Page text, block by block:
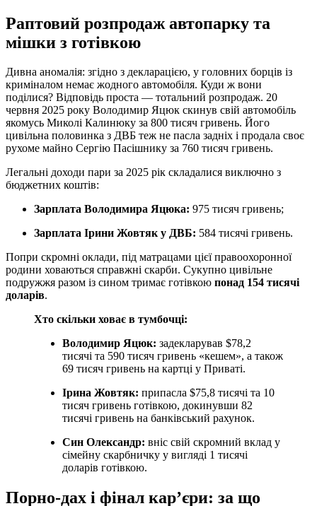
Раптовий розпродаж автопарку та
мішки з готівкою
Дивна аномалія: згідно з декларацією, у головних борців із
криміналом немає жодного автомобіля. Куди ж вони
поділися? Відповідь проста — тотальний розпродаж. 20
червня 2025 року Володимир Яцюк скинув свій автомобіль
якомусь Миколі Калинюку за 800 тисяч гривень. Його
цивільна половинка з ДВБ теж не пасла задніх і продала своє
рухоме майно Сергію Пасішнику за 760 тисяч гривень.
Легальні доходи пари за 2025 рік складалися виключно з
бюджетних коштів:
Зарплата Володимира Яцюка: 975 тисяч гривень;
Зарплата Ірини Жовтяк у ДВБ: 584 тисячі гривень.
Попри скромні оклади, під матрацами цієї правоохоронної
родини ховаються справжні скарби. Сукупно цивільне
подружжя разом із сином тримає готівкою понад 154 тисячі
доларів.
Хто скільки ховає в тумбочці:
Володимир Яцюк: задекларував $78,2
тисячі та 590 тисяч гривень «кешем», а також
69 тисяч гривень на картці у Приваті.
Ірина Жовтяк: припасла $75,8 тисячі та 10
тисяч гривень готівкою, докинувши 82
тисячі гривень на банківський рахунок.
Син Олександр: вніс свій скромний вклад у
сімейну скарбничку у вигляді 1 тисячі
доларів готівкою.
Порно-дах і фінал кар’єри: за що